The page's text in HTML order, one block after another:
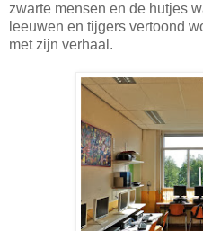
zwarte mensen en de hutjes
leeuwen en tijgers vertoond
met zijn verhaal.